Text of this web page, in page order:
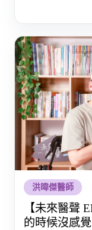
洪暐傑醫師
【未來醫聲
的時候沒感